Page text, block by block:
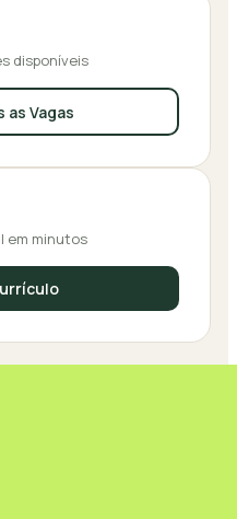
disponíveis
as Vagas
em minutos